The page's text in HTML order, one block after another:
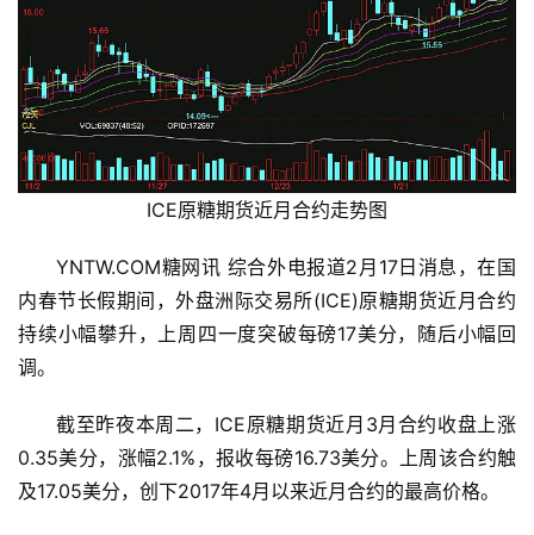
ICE原糖期货近月合约走势图
YNTW.COM糖网讯 综合外电报道2月17日消息，在国
内春节长假期间，外盘洲际交易所(ICE)原糖期货近月合约
持续小幅攀升，上周四一度突破每磅17美分，随后小幅回
调。
截至昨夜本周二，ICE原糖期货近月3月合约收盘上涨
0.35美分，涨幅2.1%，报收每磅16.73美分。上周该合约触
及17.05美分，创下2017年4月以来近月合约的最高价格。